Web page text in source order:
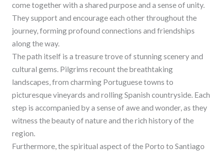
come together with a shared purpose and a sense of unity.
They support and encourage each other throughout the
journey, forming profound connections and friendships
along the way.
The path itself is a treasure trove of stunning scenery and
cultural gems. Pilgrims recount the breathtaking
landscapes, from charming Portuguese towns to
picturesque vineyards and rolling Spanish countryside. Each
step is accompanied by a sense of awe and wonder, as they
witness the beauty of nature and the rich history of the
region.
Furthermore, the spiritual aspect of the Porto to Santiago